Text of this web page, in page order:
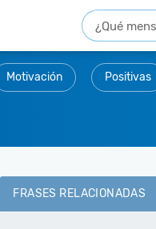
Motivación Positivas
FRASES RELACIONADAS